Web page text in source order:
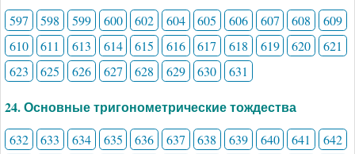
597 598 599 600 602 604 605 606 607 608
609
610
611 613 614 615 616 617 618 619 620
621
623
625 626 627 628 629 630 631
24. Основные тригонометрические тождества
632 633 634 635 636 637 638 639 640 641
642